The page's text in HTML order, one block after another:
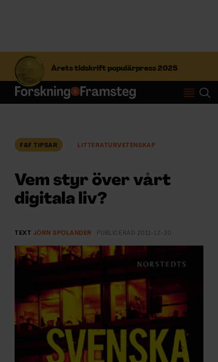
Årets tidskrift populärpress 2025
S
f
t
Prenumerera
ÄMNEN
LYSSNA/PODD
SHOP
KONTAKTA F&F
SKRIV I F&F
F&F TIPSAR LITTERATURVETENSKAP
Vem styr över vårt
digitala liv?
TEXT JÖRN SPOLANDER PUBLICERAD 2011-12-20